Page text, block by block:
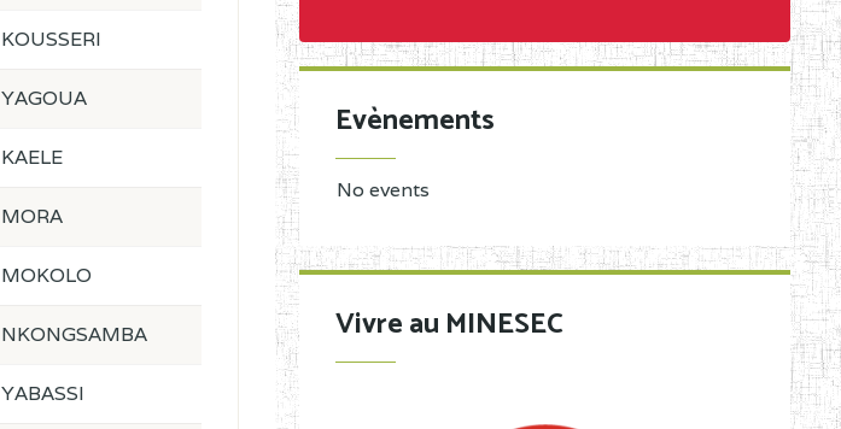
KOUSSERI
YAGOUA
KAELE
MORA
MOKOLO
NKONGSAMBA
YABASSI
Evènements
No events
Vivre au MINESEC